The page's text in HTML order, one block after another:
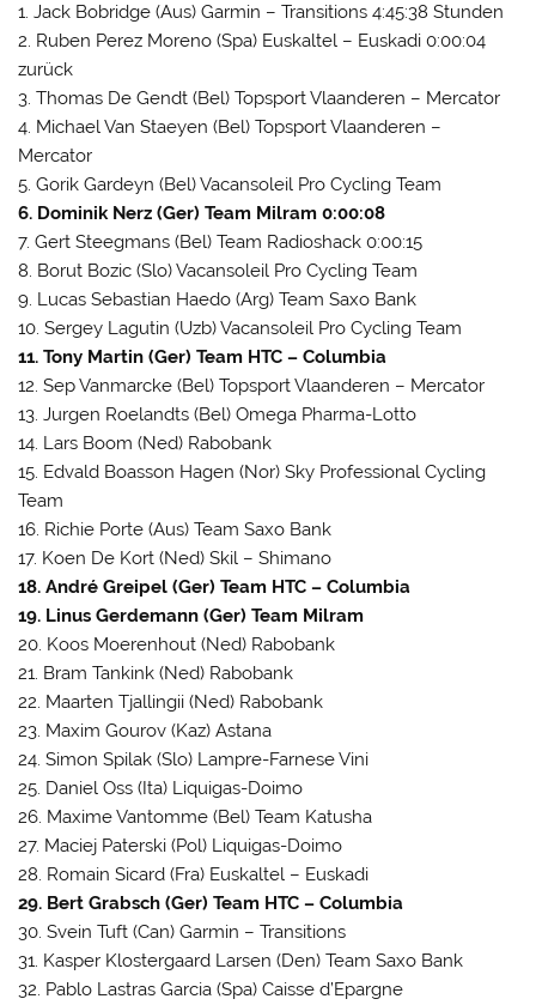
1. Jack Bobridge (Aus) Garmin – Transitions 4:45:38 Stunden
2. Ruben Perez Moreno (Spa) Euskaltel – Euskadi 0:00:04
zurück
3. Thomas De Gendt (Bel) Topsport Vlaanderen – Mercator
4. Michael Van Staeyen (Bel) Topsport Vlaanderen –
Mercator
5. Gorik Gardeyn (Bel) Vacansoleil Pro Cycling Team
6. Dominik Nerz (Ger) Team Milram 0:00:08
7. Gert Steegmans (Bel) Team Radioshack 0:00:15
8. Borut Bozic (Slo) Vacansoleil Pro Cycling Team
9. Lucas Sebastian Haedo (Arg) Team Saxo Bank
10. Sergey Lagutin (Uzb) Vacansoleil Pro Cycling Team
11. Tony Martin (Ger) Team HTC – Columbia
12. Sep Vanmarcke (Bel) Topsport Vlaanderen – Mercator
13. Jurgen Roelandts (Bel) Omega Pharma-Lotto
14. Lars Boom (Ned) Rabobank
15. Edvald Boasson Hagen (Nor) Sky Professional Cycling
Team
16. Richie Porte (Aus) Team Saxo Bank
17. Koen De Kort (Ned) Skil – Shimano
18. André Greipel (Ger) Team HTC – Columbia
19. Linus Gerdemann (Ger) Team Milram
20. Koos Moerenhout (Ned) Rabobank
21. Bram Tankink (Ned) Rabobank
22. Maarten Tjallingii (Ned) Rabobank
23. Maxim Gourov (Kaz) Astana
24. Simon Spilak (Slo) Lampre-Farnese Vini
25. Daniel Oss (Ita) Liquigas-Doimo
26. Maxime Vantomme (Bel) Team Katusha
27. Maciej Paterski (Pol) Liquigas-Doimo
28. Romain Sicard (Fra) Euskaltel – Euskadi
29. Bert Grabsch (Ger) Team HTC – Columbia
30. Svein Tuft (Can) Garmin – Transitions
31. Kasper Klostergaard Larsen (Den) Team Saxo Bank
32. Pablo Lastras Garcia (Spa) Caisse d’Epargne